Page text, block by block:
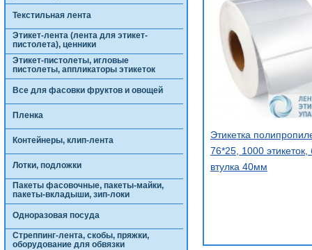
Текстильная лента
Этикет-лента (лента для этикет-
пистолета), ценники
Этикет-пистолеты, игловые
пистолеты, аппликаторы этикеток
Все для фасовки фруктов и овощей
Пленка
Контейнеры, клип-лента
Лотки, подложки
Пакеты фасовочные, пакеты-майки,
пакеты-вкладыши, зип-локи
Одноразовая посуда
Стреппинг-лента, скобы, пряжки,
оборудование для обвязки
Этикетка
76*25, 1000 этикеток,
втулка 40мм